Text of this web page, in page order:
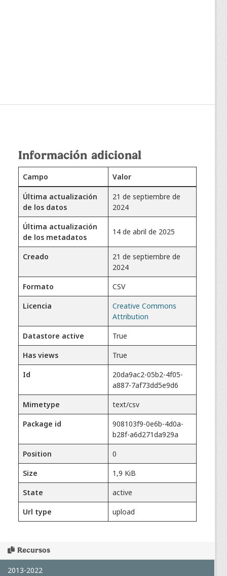
Recursos
2013-2022
Información adicional
Campo Valor
Última actualización
de los datos
21 de septiembre de
2024
Última actualización
de los metadatos
14 de abril de 2025
Creado
21 de septiembre de
2024
Formato
CSV
Licencia
Creative Commons
Attribution
Datastore active
True
Has views
True
Id
20da9ac2-05b2-4f05-
a887-7af73dd5e9d6
Mimetype
text/csv
Package id
908103f9-0e6b-4d0a-
b28f-a6d271da929a
Position
0
Size
1,9 KiB
State
active
Url type
upload